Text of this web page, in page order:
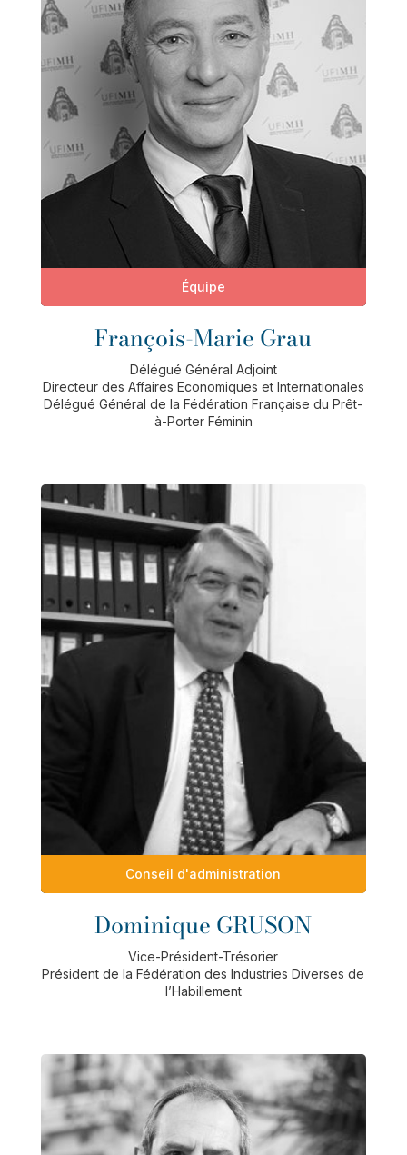
Équipe
François-Marie Grau
Délégué Général Adjoint
Directeur des Affaires Economiques et Internationales
Délégué Général de la Fédération Française du Prêt-
à-Porter Féminin
Conseil d'administration
Dominique GRUSON
Vice-Président-Trésorier
Président de la Fédération des Industries Diverses de
l’Habillement